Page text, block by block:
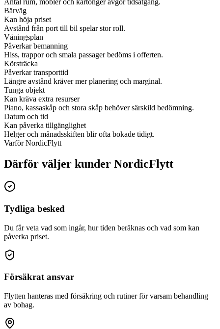
Antal rum, möbler och kartonger avgör tidsåtgång.
Bärväg
Kan höja priset
Avstånd från port till bil spelar stor roll.
Våningsplan
Påverkar bemanning
Hiss, trappor och smala passager bedöms i offerten.
Körsträcka
Påverkar transporttid
Längre avstånd kräver mer planering och marginal.
Tunga objekt
Kan kräva extra resurser
Piano, kassaskåp och stora skåp behöver särskild bedömning.
Datum och tid
Kan påverka tillgänglighet
Helger och månadsskiften blir ofta bokade tidigt.
Varför NordicFlytt
Därför väljer kunder NordicFlytt
Tydliga besked
Du får veta vad som ingår, hur tiden beräknas och vad som kan
påverka priset.
Försäkrat ansvar
Flytten hanteras med försäkring och rutiner för varsam behandling
av bohag.